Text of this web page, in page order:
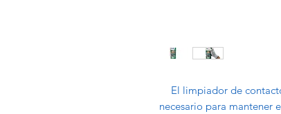
El limpiador de
necesario para mantener